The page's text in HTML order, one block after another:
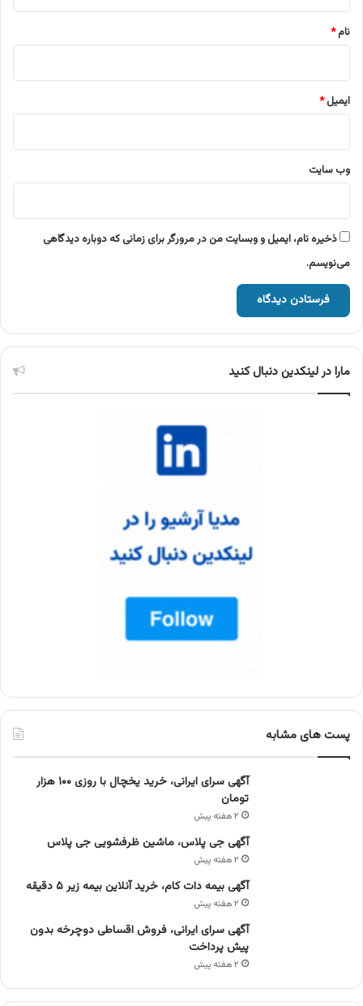
نام*
ایمیل*
وب‌ سایت
ذخیره نام، ایمیل و وبسایت من در مرورگر برای زمانی که دوباره دیدگاهی
می‌نویسم.
مارا در لینکدین دنبال کنید
پست های مشابه
آگهی سرای ایرانی، خرید یخچال با روزی ۱۰۰ هزار
تومان
۲ هفته پیش
آگهی جی پلاس، ماشین ظرفشویی جی پلاس
۲ هفته پیش
آگهی بیمه دات کام، خرید آنلاین بیمه زیر ۵ دقیقه
۲ هفته پیش
آگهی سرای ایرانی، فروش اقساطی دوچرخه بدون
پیش پرداخت
۲ هفته پیش